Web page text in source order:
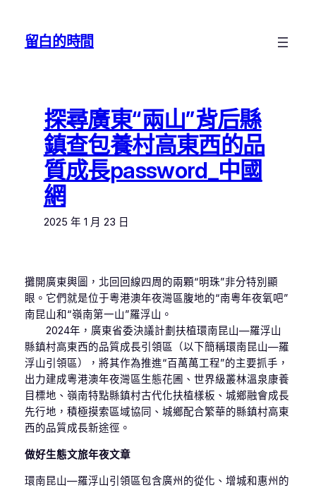
留白的時間
探尋廣東“兩山”背后縣
鎮查包養村高東西的品
質成長password_中國
網
2025 年 1 月 23 日
攤開廣東輿圖，北回回線四周的兩顆“明珠”非分特別顯
眼。它們就是位于粵港澳年夜灣區腹地的“南粵年夜氧吧”
南昆山和“嶺南第一山”羅浮山。
2024年，廣東省委決議計劃扶植環南昆山—羅浮山
縣鎮村高東西的品質成長引領區（以下簡稱環南昆山—羅
浮山引領區），將其作為推進“百萬萬工程”的主要抓手，
出力建成粵港澳年夜灣區生態花圃、世界級叢林溫泉康養
目標地、嶺南特點縣鎮村古代化扶植樣板、城鄉融會成長
先行地，積極摸索區域協同、城鄉配合繁華的縣鎮村高東
西的品質成長新途徑。
做好生態文旅年夜文章
環南昆山—羅浮山引領區包含廣州的從化、增城和惠州的